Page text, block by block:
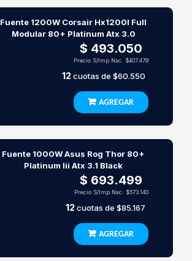
Fuente 1200W Corsair Hx1200I Full
Modular 80+ Platinum Atx 3.0
$ 493.050
Precio S/Imp.Nac. $407.479
12cuotas de $60.550
AGREGAR
Fuente 1000W Asus Rog Thor 80+
Platinum Iii Atx 3.1 Black
$ 693.499
Precio S/Imp.Nac. $573.140
12cuotas de $85.167
AGREGAR